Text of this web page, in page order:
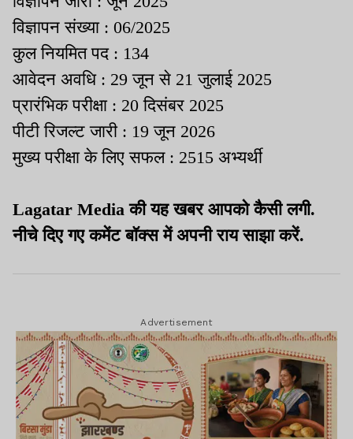
विज्ञापन संख्या : 06/2025
कुल नियमित पद : 134
आवेदन अवधि : 29 जून से 21 जुलाई 2025
प्रारंभिक परीक्षा : 20 दिसंबर 2025
पीटी रिजल्ट जारी : 19 जून 2026
मुख्य परीक्षा के लिए सफल : 2515 अभ्यर्थी
Lagatar Media की यह खबर आपको कैसी लगी.
नीचे दिए गए कमेंट बॉक्स में अपनी राय साझा करें.
Advertisement